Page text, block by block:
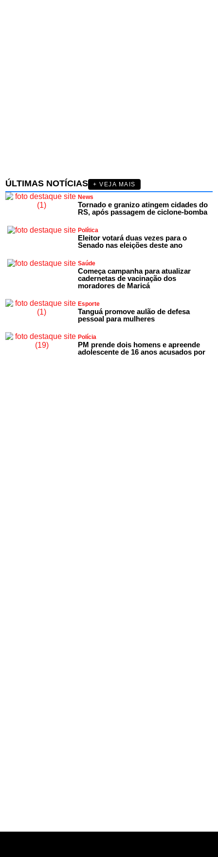
ÚLTIMAS NOTÍCIAS
+ VEJA MAIS
News
Tornado e granizo atingem cidades do
RS, após passagem de ciclone-bomba
Política
Eleitor votará duas vezes para o
Senado nas eleições deste ano
Saúde
Começa campanha para atualizar
cadernetas de vacinação dos
moradores de Maricá
Esporte
Tanguá promove aulão de defesa
pessoal para mulheres
Polícia
PM prende dois homens e apreende
adolescente de 16 anos acusados por